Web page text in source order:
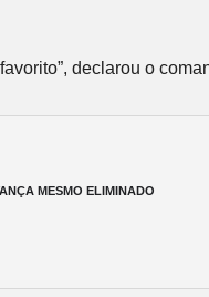
declarou o
MESMO ELIMINADO